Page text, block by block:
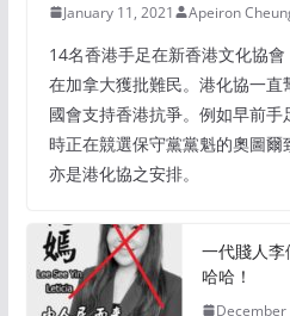
January 11, 2021 Apeiron
14名香港手足在新香港文化協會
在加拿大獲批難民。港化協一
國會支持香港抗爭。例如早前
時正在競選保守黨黨魁的奧圖爾
亦是港化協之安排。
一代賤人
哈哈！
December